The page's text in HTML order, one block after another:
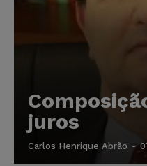
juros
Carlos Henrique Abrão -